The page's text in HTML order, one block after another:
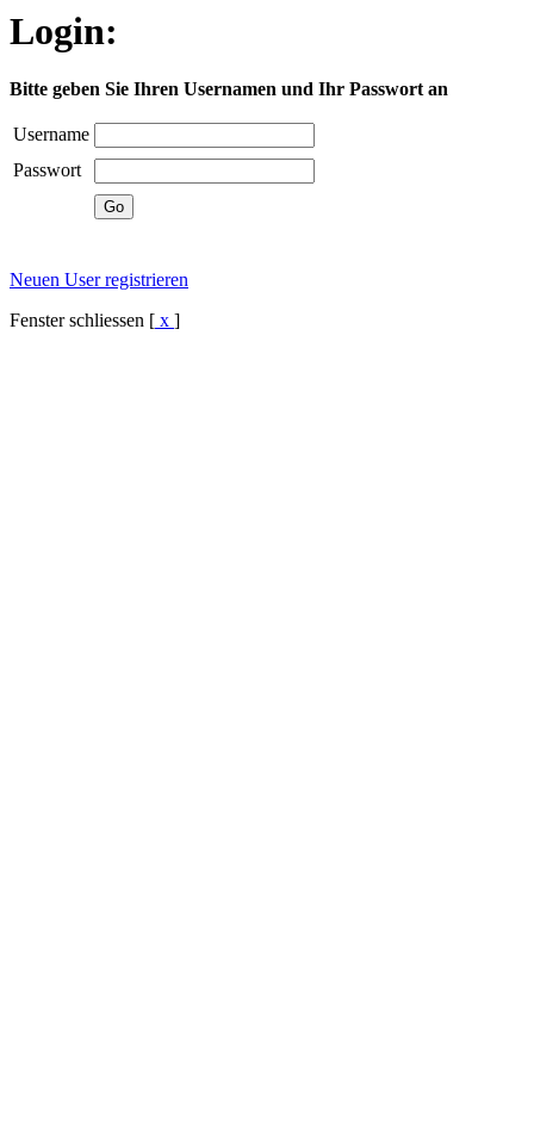
Login:
Bitte geben Sie Ihren Usernamen und Ihr Passwort an
Username
Passwort
Neuen User registrieren
Fenster schliessen [ x ]